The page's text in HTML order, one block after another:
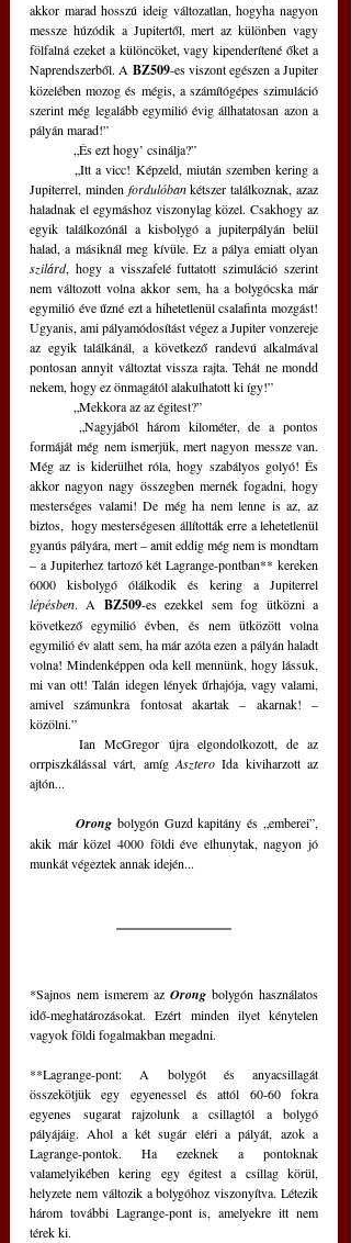
akkor marad hosszú ideig változatlan, hogyha nagyon
messze húzódik a Jupitertől, mert az különben vagy
fölfalná ezeket a különcöket, vagy kipenderítené őket a
Naprendszerből. A BZ509-es viszont egészen a Jupiter
közelében mozog és mégis, a számítógépes szimuláció
szerint még legalább egymilió évig állhatatosan azon a
pályán marad!”
	„És ezt hogy’ csinálja?”
Jupiterrel, minden fordulóban kétszer találkoznak, azaz
haladnak el egymáshoz viszonylag közel. Csakhogy az
egyik találkozónál a kisbolygó a jupiterpályán belül
szilárd, hogy a visszafelé futtatott szimuláció szerint
nem változott volna akkor sem, ha a bolygócska már
egymilió éve űzné ezt a hihetetlenül csalafinta mozgást!
Ugyanis, ami pályamódosítást végez a Jupiter vonzereje
az egyik találkánál, a következő randevú alkalmával
pontosan annyit változtat vissza rajta. Tehát ne mondd
nekem, hogy ez önmagától alakulhatott ki így!”
	„Mekkora az az égitest?”
formáját még nem ismerjük, mert nagyon messze van.
Még az is kiderülhet róla, hogy szabályos golyó! És
akkor nagyon nagy összegben mernék fogadni, hogy
mesterséges valami! De még ha nem lenne is az, az
biztos,  hogy mesterségesen állították erre a lehetetlenül
gyanús pályára, mert – amit eddig még nem is mondtam
– a Jupiterhez tartozó két Lagrange-pontban** kereken
lépésben. A BZ509-es ezekkel sem fog ütközni a
következő egymilió évben, és nem ütközött volna
egymilió év alatt sem, ha már azóta ezen a pályán haladt
volna! Mindenképpen oda kell mennünk, hogy lássuk,
mi van ott! Talán idegen lények űrhajója, vagy valami,
amivel számunkra fontosat akartak – akarnak! –
közölni.”
	Ian McGregor újra elgondolkozott, de az
orrpiszkálással várt, amíg Asztero Ida kiviharzott az
ajtón...
Orong bolygón Guzd kapitány és „emberei”,
akik már közel 4000 földi éve elhunytak, nagyon jó
munkát végeztek annak idején...
*Sajnos nem ismerem az Orong bolygón használatos
idő-meghatározásokat. Ezért minden ilyet kénytelen
vagyok földi fogalmakban megadni.
**Lagrange-pont: A bolygót és anyacsillagát
összekötjük egy egyenessel és attól 60-60 fokra
egyenes sugarat rajzolunk a csillagtól a bolygó
pályájáig. Ahol a két sugár eléri a pályát, azok a
Lagrange-pontok. Ha ezeknek a pontoknak
valamelyikében kering egy égitest a csillag körül,
helyzete nem változik a bolygóhoz viszonyítva. Létezik
három további Lagrange-pont is, amelyekre itt nem
térek ki.